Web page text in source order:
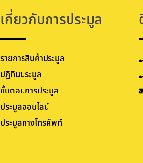
เกี่ยวกับการประมูล
รายการสินค้าประมูล
ปฏิทินประมูล
ขั้นตอนการประมูล
ประมูลออนไลน์
ประมูลทางโทรศัพท์